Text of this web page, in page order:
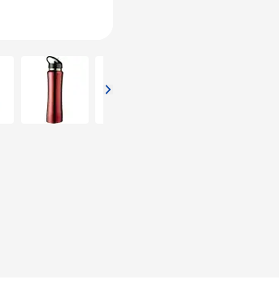
larger imageView larger image